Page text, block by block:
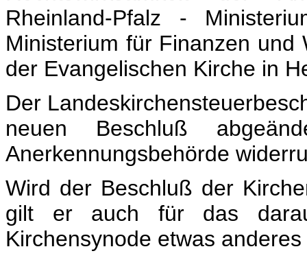
Rheinland-Pfalz -
Ministerium für Finanzen und
der Evangelischen Kirche in
Der
neuen Beschluß
Anerkennungsbehörde
Wird der Beschluß der
gilt er auch für das
Kirchensynode etwas